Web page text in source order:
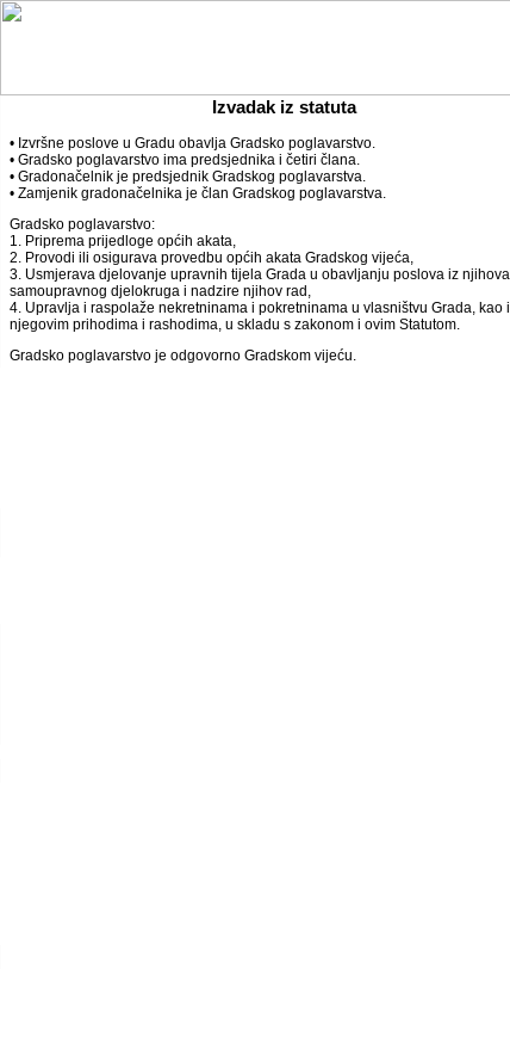
Izvadak iz statuta
• Izvršne poslove u Gradu obavlja Gradsko poglavarstvo.
• Gradsko poglavarstvo ima predsjednika i četiri člana.
• Gradonačelnik je predsjednik Gradskog poglavarstva.
• Zamjenik gradonačelnika je član Gradskog poglavarstva.
Gradsko poglavarstvo:
1. Priprema prijedloge općih akata,
2. Provodi ili osigurava provedbu općih akata Gradskog vijeća,
3. Usmjerava djelovanje upravnih tijela Grada u obavljanju poslova iz njihova
samoupravnog djelokruga i nadzire njihov rad,
4. Upravlja i raspolaže nekretninama i pokretninama u vlasništvu Grada, kao i
njegovim prihodima i rashodima, u skladu s zakonom i ovim Statutom.
Gradsko poglavarstvo je odgovorno Gradskom vijeću.